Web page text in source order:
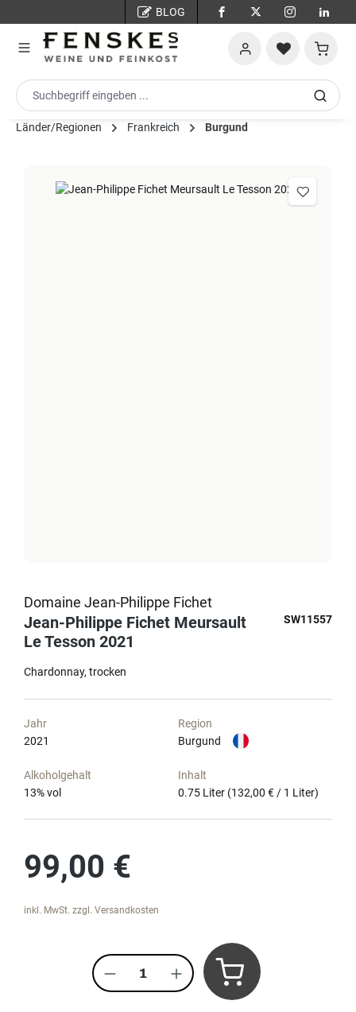
BLOG
Länder/Regionen Frankreich Burgund
Domaine Jean-Philippe Fichet
Jean-Philippe Fichet Meursault
Le Tesson 2021
SW11557
Chardonnay trocken
Jahr
2021
Region
Burgund
Alkoholgehalt
13% vol
Inhalt
0.75 Liter (132,00 € / 1 Liter)
99,00 €
inkl. MwSt. zzgl. Versandkosten
Produkt Anzahl: Gib den